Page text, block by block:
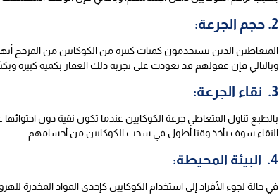
2. حجم الجرعة:
المتعاطين الذين يستخدمون كميات كبيرة من الكوكايين من المرجح
وبالتالي فإن عقولهم قد تعودت على تجربة ذلك العقار بكمية كبيرة
3. نقاء الجرعة:
بالطبع تناول المتعاطي جرعة الكوكايين عندما تكون نقية دون
النقاء سوف يأخذ وقتا أطول في سحب الكوكايين من أجسامهم.
4. البيئة المحيطة:
في حالة لجوء الأفراد إلى استخدام الكوكايين كإحدى المواد المخدرة